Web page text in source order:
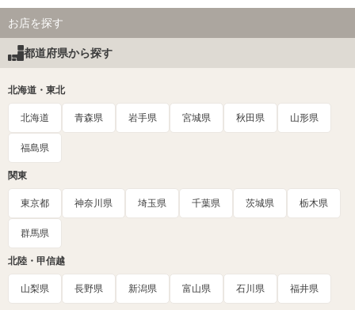
お店を探す
都道府県から探す
北海道・東北
北海道 青森県 岩手県 宮城県 秋田県 山形県
福島県
関東
東京都 神奈川県 埼玉県 千葉県 茨城県 栃木県
群馬県
北陸・甲信越
山梨県 長野県 新潟県 富山県 石川県 福井県